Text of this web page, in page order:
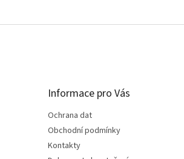
Informace pro Vás
Ochrana dat
Obchodní podmínky
Kontakty